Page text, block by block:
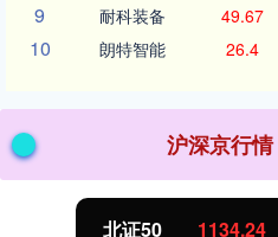
9 耐科装备 49.67
10 朗特智能 26.4
沪深京行
北证50 1134.24